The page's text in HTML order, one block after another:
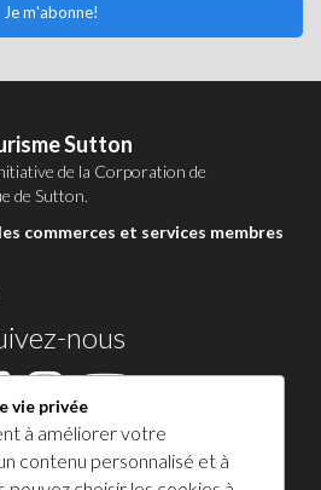
Je m'abonne!
Sutton
de la Corporation de
de Sutton.
commerces et services membres
nous
nous à Sutton
vie privée
à améliorer votre
contenu personnalisé et à